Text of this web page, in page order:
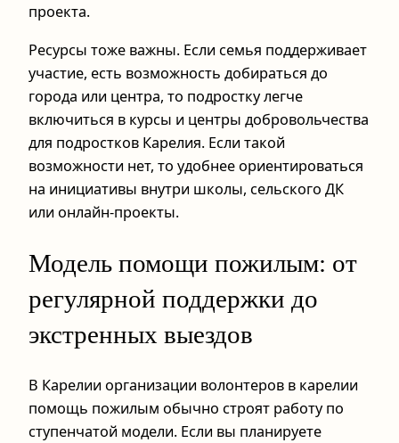
проекта.
Ресурсы тоже важны. Если семья поддерживает
участие, есть возможность добираться до
города или центра, то подростку легче
включиться в курсы и центры добровольчества
для подростков Карелия. Если такой
возможности нет, то удобнее ориентироваться
на инициативы внутри школы, сельского ДК
или онлайн-проекты.
Модель помощи пожилым: от
регулярной поддержки до
экстренных выездов
В Карелии организации волонтеров в карелии
помощь пожилым обычно строят работу по
ступенчатой модели. Если вы планируете